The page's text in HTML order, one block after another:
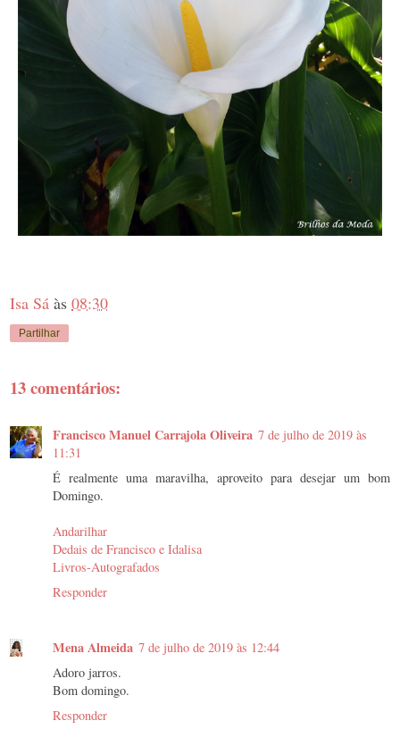
Isa Sá às 08:30
Partilhar
13 comentários:
Francisco Manuel Carrajola Oliveira 7 de julho de 2019 às
11:31
É realmente uma maravilha, aproveito para desejar um bom
Domingo.
Andarilhar
Dedais de Francisco e Idalisa
Livros-Autografados
Responder
Mena Almeida 7 de julho de 2019 às 12:44
Adoro jarros.
Bom domingo.
Responder